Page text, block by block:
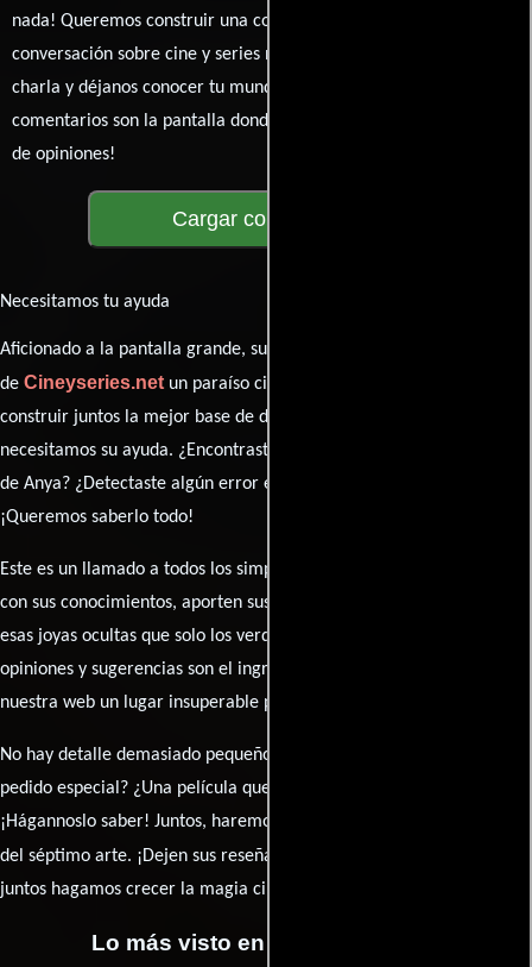
nada! Queremos construir una comunidad apasionada donde la
conversación sobre cine y series nunca se detenga. Únete a la
charla y déjanos conocer tu mundo cinematográfico. ¡Los
comentarios son la pantalla donde se proyecta nuestra diversidad
de opiniones!
Cargar comentarios
Necesitamos tu ayuda
Aficionado a la pantalla grande, su participación es clave para hacer
de Cineyseries.netun paraíso cinéfilo completo. Queremos
construir juntos la mejor base de datos cinematográfica, pero
necesitamos su ayuda. ¿Encontraste algún dato faltante en la ficha
de Anya? ¿Detectaste algún error en la sinopsis o el elenco?
¡Queremos saberlo todo!
Este es un llamado a todos los simpatizantes del cine: contribuyan
con sus conocimientos, aporten sus descubrimientos y compartan
esas joyas ocultas que solo los verdaderos fanáticos conocen. Sus
opiniones y sugerencias son el ingrediente secreto que hará de
nuestra web un lugar insuperable para los amantes del celuloide.
No hay detalle demasiado pequeño ni opinión insignificante. ¿Algún
pedido especial? ¿Una película que sueñas con ver reseñada?
¡Hágannoslo saber! Juntos, haremos de esta comunidad el epicentro
del séptimo arte. ¡Dejen sus reseña en la
juntos hagamos crecer la magia cinematográfica!
Lo más visto en Cineyseries.net